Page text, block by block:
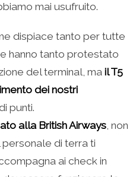
mai usufruito.
dispiace tanto per tutte
hanno tanto protestato
del terminal, ma il T5
dei nostri
punti.
alla British Airways, non
personale di terra ti
ai check in